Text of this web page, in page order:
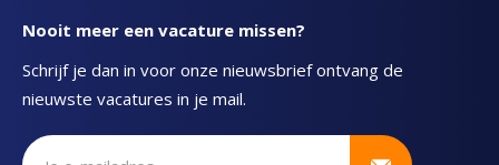
Nooit meer een vacature missen?
Schrijf je dan in voor onze nieuwsbrief ontvang de
nieuwste vacatures in je mail.